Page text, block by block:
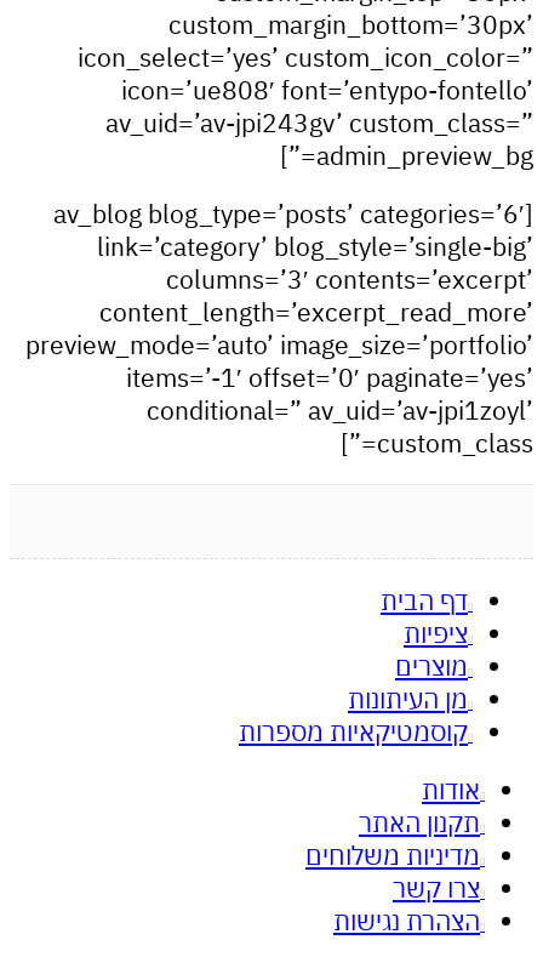
icon_select=’yes’
icon=’ue808′ font=’entypo-
av_uid=’av-jpi243gv’
[av_blog blog_type=’posts’
link=’category’
columns=’3′
preview_mode=’auto’
items=’-1′ offset=’0′
conditional=” av_uid=’av-
דף הבית
ציפיות
מוצרים
מן העיתונות
קוסמטיקאיות מספרות
אודות
תקנון האתר
מדיניות משלוחים
צרו קשר
הצהרת נגישות